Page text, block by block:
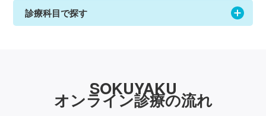
診療科目で探す
SOKUYAKU
オンライン診療の流れ